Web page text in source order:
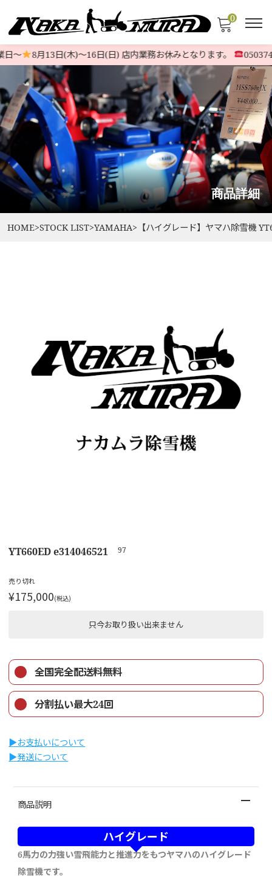
商品詳細
HOME>STOCK LIST>YAMAHA> 【ハイグレード】ヤマハ除雪機
0
〜 8月13日(木)〜16日(日) 店内業務お休みとなります。
YT660ED e314046521 97
売り切れ
¥175,000(税込)
只今お取り扱い出来ません
全国完全配送料無料
分割払い最大24回
▶︎お支払いについて
▶︎発送について
商品説明
ハイグレード
6馬力の力強い雪飛能力と推進力をもつヤマハのハイグレード
除雪機です。